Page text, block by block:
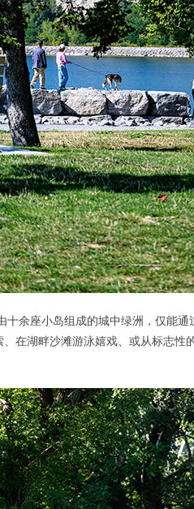
余座小岛组成的城中绿洲，仅能
在湖畔沙滩游泳嬉戏、或从标志